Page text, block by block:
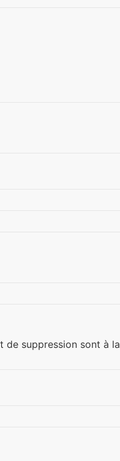
de suppression sont à la